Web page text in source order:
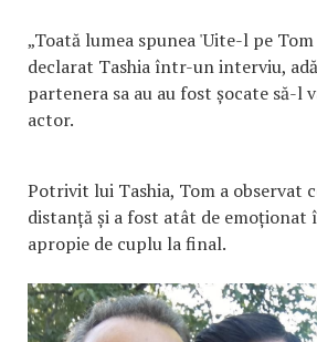
„Toată lumea spunea 'Uite-l pe Tom
declarat Tashia într-un interviu,
partenera sa au au fost șocate să-l
actor.
Potrivit lui Tashia, Tom a observat
distanță și a fost atât de emoționat
apropie de cuplu la final.